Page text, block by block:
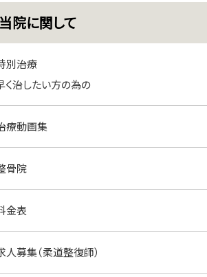
当院に関して
別治療
治したい方の為の
療動画集
骨院
金表
人募集（柔道整復師）